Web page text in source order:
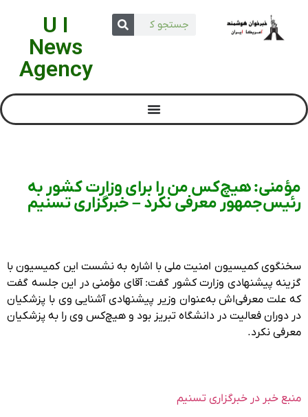
U I
News
Agency
مؤمنی: هیچ‌کس من را برای وزارت کشور به
رئیس‌جمهور معرفی نکرد – خبرگزاری تسنیم
سخنگوی کمیسیون امنیت ملی با اشاره به نشست این کمیسیون با
گزینه پیشنهادی وزارت کشور گفت: آقای مؤمنی در این جلسه گفت
که علت معرفی‌اش به‌عنوان وزیر پیشنهادی آشنایی وی با پزشکیان
در دوران فعالیت در دانشگاه تبریز بود و هیچ‌کس وی را به پزشکیان
معرفی نکرد.
منبع خبر در خبرگزاری تسنیم